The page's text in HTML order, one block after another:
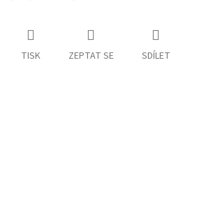
TISK ZEPTAT SE SDÍLET